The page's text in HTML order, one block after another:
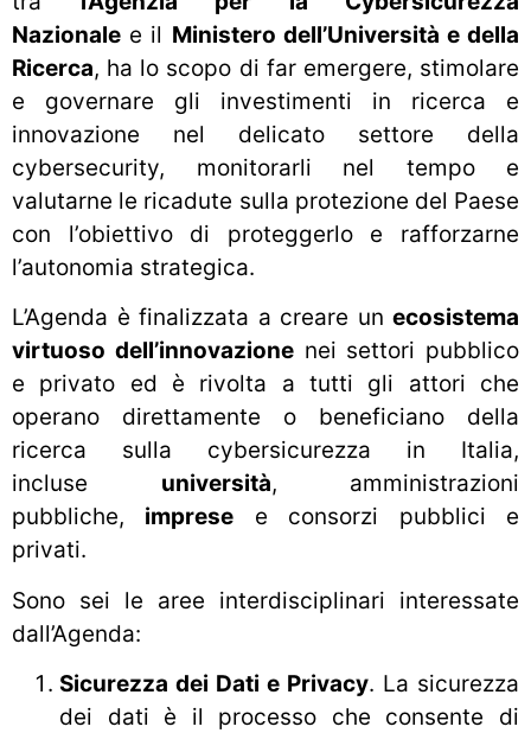
Nazionale e il Ministero dell’Università e della
Ricerca, ha lo scopo di far emergere, stimolare
e governare gli investimenti in ricerca e
innovazione nel delicato settore della
cybersecurity, monitorarli nel tempo e
valutarne le ricadute sulla protezione del Paese
con l’obiettivo di proteggerlo e rafforzarne
l’autonomia strategica.
L’Agenda è finalizzata a creare un ecosistema
virtuoso dell’innovazionenei settori pubblico
e privato ed è rivolta a tutti gli attori che
operano direttamente o beneficiano della
ricerca sulla cybersicurezza in Italia,
incluse università, amministrazioni
pubbliche, imprese e consorzi pubblici e
privati.
Sono sei le aree interdisciplinari interessate
dall’Agenda:
Sicurezza dei Dati e Privacy. La sicurezza
dei dati è il processo che consente di